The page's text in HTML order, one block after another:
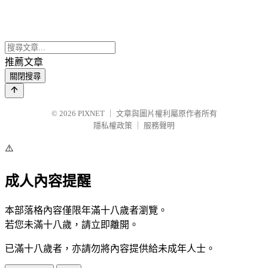
推薦文章
關閉搜尋
© 2026 PIXNET
文章與圖片權利屬原作者所有
隱私權政策
服務聲明
⚠️
成人內容提醒
本部落格內容僅限年滿十八歲者瀏覽。
若您未滿十八歲，請立即離開。
已滿十八歲者，亦請勿將內容提供給未成年人士。